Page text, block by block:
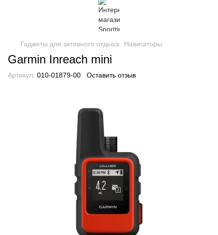
Гаджеты для активного отдыха Навигаторы
Garmin Inreach mini
Артикул: 010-01879-00 Оставить отзыв